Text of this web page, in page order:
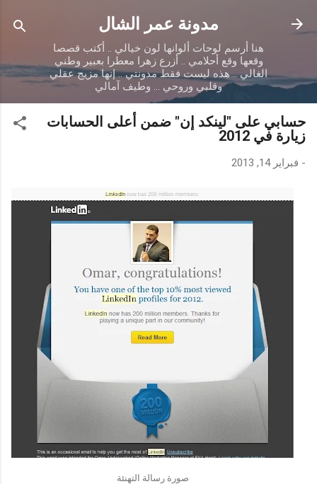
التخطي إلى المحتوى الرئيسي
مدونة عمر الشال
هنا أرسم لوحات ألوانها لون خيالي .. أكتب قصصا
وقعها وقع أحلامي .. أزرع زهرا معطرا بعبير وطني
الغالي .. هذه ليست فقط مدونتي .. إنها مزيج عقلي
وقلبي وروحي ... وطيف آمالي
حسابي على "لينكد إن" ضمن أعلى الحسابات
زيارة في 2012
- فبراير 14, 2013
صورة رسالة التهنئة